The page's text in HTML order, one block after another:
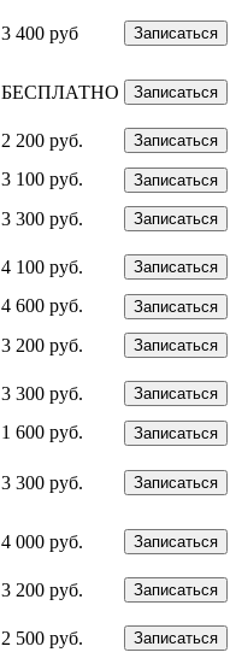
3 400 руб Записаться
БЕСПЛАТНО Записаться
2 200 руб. Записаться
3 100 руб. Записаться
3 300 руб. Записаться
4 100 руб. Записаться
4 600 руб. Записаться
3 200 руб. Записаться
3 300 руб. Записаться
1 600 руб. Записаться
3 300 руб. Записаться
4 000 руб. Записаться
3 200 руб. Записаться
2 500 руб. Записаться